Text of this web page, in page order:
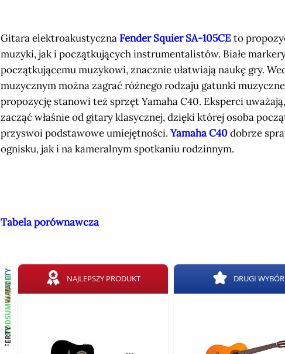
Gitara elektroakustyczna Fender Squier SA-105CEto
muzyki, jak i początkujących instrumentalistów. Białe
początkującemu muzykowi, znacznie ułatwiają naukę gry.
muzycznym można zagrać różnego rodzaju gatunki
propozycję stanowi też sprzęt Yamaha C40. Eksperci
zacząć właśnie od gitary klasycznej, dzięki której osoba
przyswoi podstawowe umiejętności.Yamaha C40dobrze
ognisku, jak i na kameralnym spotkaniu rodzinnym.
Tabela porównawcza
ZALETY
WADY
PODSUMOWANIE
OFERTY
NAJLEPSZY PRODUKT DRUGI WYBÓR